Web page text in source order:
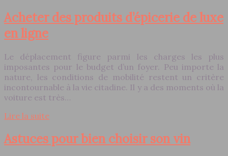
Acheter des produits d’épicerie de luxe
en ligne
Le déplacement figure parmi les charges les plus
imposantes pour le budget d’un foyer. Peu importe la
nature, les conditions de mobilité restent un critère
incontournable à la vie citadine. Il y a des moments où la
voiture est très…
Lire la suite
Astuces pour bien choisir son vin